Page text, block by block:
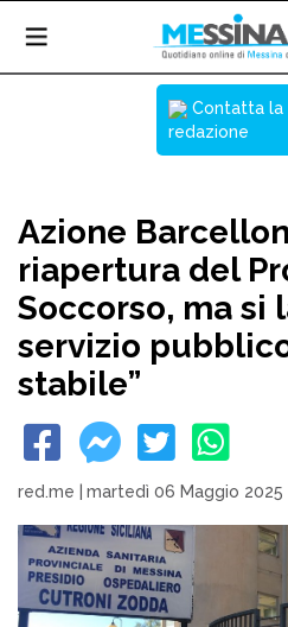
Contatta la
redazione
Azione
riapertura del
Soccorso, ma si
servizio
stabile”
red.me martedì 06 Maggio 2025